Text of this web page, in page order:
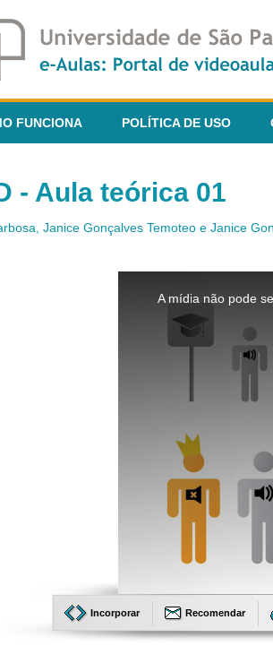
FUNCIONA POLÍTICA DE USO
- Aula teórica 01
Janice Gonçalves Temoteo e Janice
A mídia não pode
Incorporar Recomendar